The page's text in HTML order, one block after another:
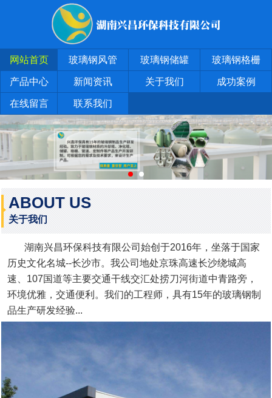
网站首页 玻璃钢风管 玻璃钢储罐 玻璃钢格栅
产品中心 新闻资讯 关于我们 成功案例
在线留言 联系我们
ABOUT US
关于我们
湖南兴昌环保科技有限公司始创于2016年，坐落于国家
历史文化名城--长沙市。我公司地处京珠高速长沙绕城高
速、107国道等主要交通干线交汇处捞刀河街道中青路旁，
环境优雅，交通便利。我们的工程师，具有15年的玻璃钢制
品生产研发经验...